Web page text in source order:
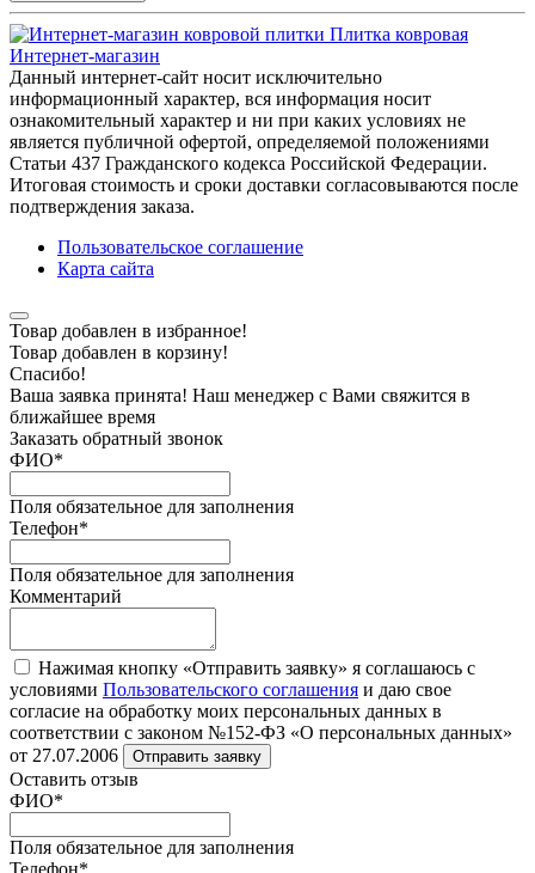
Плитка ковровая
Интернет-магазин
Данный интернет-сайт носит исключительно
информационный характер, вся информация носит
ознакомительный характер и ни при каких условиях не
является публичной офертой, определяемой положениями
Статьи 437 Гражданского кодекса Российской Федерации.
Итоговая стоимость и сроки доставки согласовываются после
подтверждения заказа.
Пользовательское соглашение
Карта сайта
Товар добавлен в избранное!
Товар добавлен в корзину!
Спасибо!
Ваша заявка принята! Наш менеджер с Вами свяжится в
ближайшее время
Заказать обратный звонок
ФИО*
Поля обязательное для заполнения
Телефон*
Поля обязательное для заполнения
Комментарий
Нажимая кнопку «Отправить заявку» я соглашаюсь с
условиями Пользовательского соглашения и даю свое
согласие на обработку моих персональных данных в
соответствии с законом №152-ФЗ «О персональных данных»
от 27.07.2006
Отправить заявку
Оставить отзыв
ФИО*
Поля обязательное для заполнения
Телефон*